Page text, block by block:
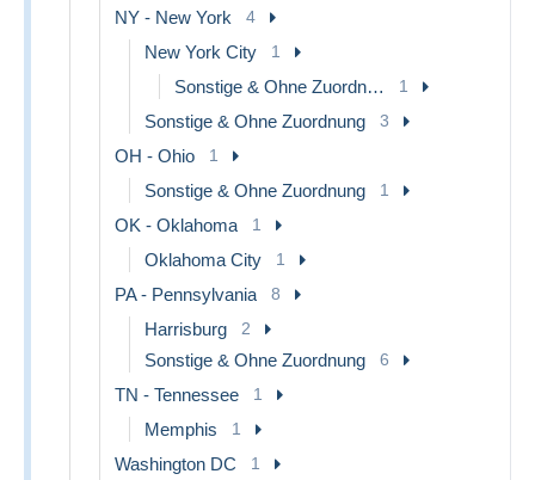
NY - New York 4
New York City 1
Sonstige & Ohne Zuordnung 1
Sonstige & Ohne Zuordnung 3
OH - Ohio 1
Sonstige & Ohne Zuordnung 1
OK - Oklahoma 1
Oklahoma City 1
PA - Pennsylvania 8
Harrisburg 2
Sonstige & Ohne Zuordnung 6
TN - Tennessee 1
Memphis 1
Washington DC 1